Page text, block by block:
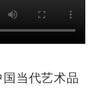
当代艺术品